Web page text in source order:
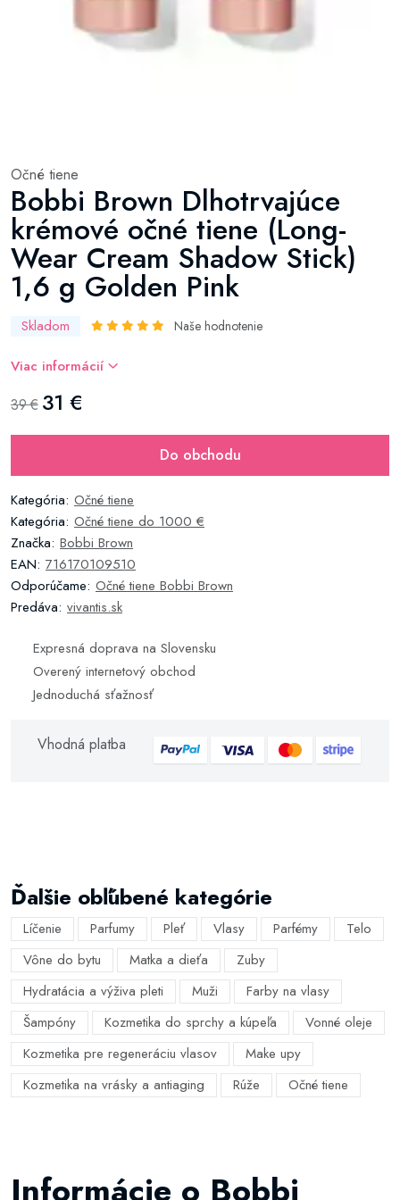
Očné tiene
Bobbi Brown Dlhotrvajúce
krémové očné tiene (Long-
Wear Cream Shadow Stick)
1,6 g Golden Pink
Skladom Naše hodnotenie
Viac informácií
39 € 31 €
Do obchodu
Kategória: Očné tiene
Kategória: Očné tiene do 1000 €
Značka: Bobbi Brown
EAN: 716170109510
Odporúčame: Očné tiene Bobbi Brown
Predáva: vivantis.sk
Expresná doprava na Slovensku
Overený internetový obchod
Jednoduchá sťažnosť
Vhodná platba
Ďalšie obľúbené kategórie
Líčenie Parfumy Pleť Vlasy Parfémy
Telo
Vône do bytu
Matka a dieťa
Zuby
Hydratácia a výživa pleti
Muži
Farby na vlasy
Šampóny
Kozmetika do sprchy a kúpeľa
Vonné oleje
Kozmetika pre regeneráciu vlasov
Make upy
Kozmetika na vrásky a antiaging
Rúže Očné tiene